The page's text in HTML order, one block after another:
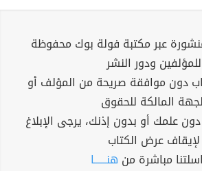
عبر مكتبة فولة بوك محفوظة
للمؤلفين ودور النشر
دون موافقة صريحة من المؤلف أو
المالكة للحقوق
علمك أو بدون إذنك، يرجى الإبلاغ
لإيقاف عرض الكتاب
مباشرة من هنــــــا